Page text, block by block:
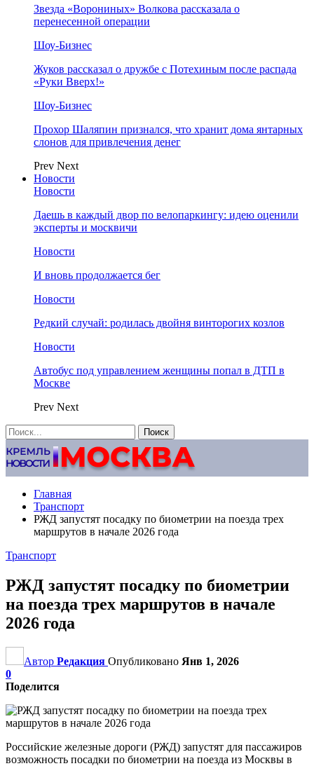
Звезда «Ворониных» Волкова рассказала о
перенесенной операции
Шоу-Бизнес
Жуков рассказал о дружбе с Потехиным после распада
«Руки Вверх!»
Шоу-Бизнес
Прохор Шаляпин признался, что хранит дома янтарных
слонов для привлечения денег
Prev Next
Новости
Новости
Даешь в каждый двор по велопаркингу: идею оценили
эксперты и москвичи
Новости
И вновь продолжается бег
Новости
Редкий случай: родилась двойня винторогих козлов
Новости
Автобус под управлением женщины попал в ДТП в
Москве
Prev Next
Главная
Транспорт
РЖД запустят посадку по биометрии на поезда трех
маршрутов в начале 2026 года
Транспорт
РЖД запустят посадку по биометрии
на поезда трех маршрутов в начале
2026 года
Автор Редакция Опубликовано Янв 1, 2026
0
Поделится
Российские железные дороги (РЖД) запустят для пассажиров
возможность посадки по биометрии на поезда из Москвы в